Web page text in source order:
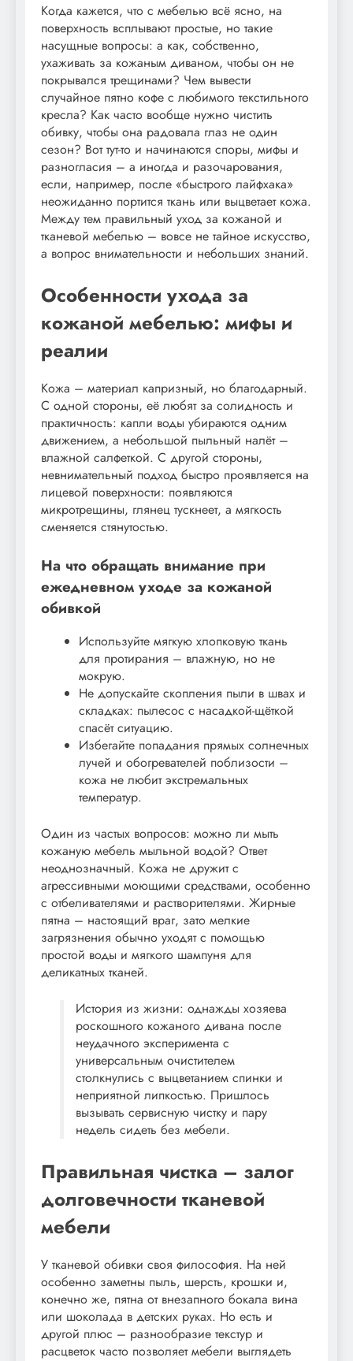
Когда кажется, что с мебелью всё ясно, на
поверхность всплывают простые, но такие
насущные вопросы: а как, собственно,
ухаживать за кожаным диваном, чтобы он не
покрывался трещинами? Чем вывести
случайное пятно кофе с любимого текстильного
кресла? Как часто вообще нужно чистить
обивку, чтобы она радовала глаз не один
сезон? Вот тут-то и начинаются споры, мифы и
разногласия – а иногда и разочарования,
если, например, после «быстрого лайфхака»
неожиданно портится ткань или выцветает кожа.
Между тем правильный уход за кожаной и
тканевой мебелью – вовсе не тайное искусство,
а вопрос внимательности и небольших знаний.
Особенности ухода за
кожаной мебелью: мифы и
реалии
Кожа – материал капризный, но благодарный.
С одной стороны, её любят за солидность и
практичность: капли воды убираются одним
движением, а небольшой пыльный налёт –
влажной салфеткой. С другой стороны,
невнимательный подход быстро проявляется на
лицевой поверхности: появляются
микротрещины, глянец тускнеет, а мягкость
сменяется стянутостью.
На что обращать внимание при
ежедневном уходе за кожаной
обивкой
Используйте мягкую хлопковую ткань
для протирания – влажную, но не
мокрую.
Не допускайте скопления пыли в швах и
складках: пылесос с насадкой-щёткой
спасёт ситуацию.
Избегайте попадания прямых солнечных
лучей и обогревателей поблизости –
кожа не любит экстремальных
температур.
Один из частых вопросов: можно ли мыть
кожаную мебель мыльной водой? Ответ
неоднозначный. Кожа не дружит с
агрессивными моющими средствами, особенно
с отбеливателями и растворителями. Жирные
пятна – настоящий враг, зато мелкие
загрязнения обычно уходят с помощью
простой воды и мягкого шампуня для
деликатных тканей.
История из жизни: однажды хозяева
роскошного кожаного дивана после
неудачного эксперимента с
универсальным очистителем
столкнулись с выцветанием спинки и
неприятной липкостью. Пришлось
вызывать сервисную чистку и пару
недель сидеть без мебели.
Правильная чистка – залог
долговечности тканевой
мебели
У тканевой обивки своя философия. На ней
особенно заметны пыль, шерсть, крошки и,
конечно же, пятна от внезапного бокала вина
или шоколада в детских руках. Но есть и
другой плюс – разнообразие текстур и
расцветок часто позволяет мебели выглядеть